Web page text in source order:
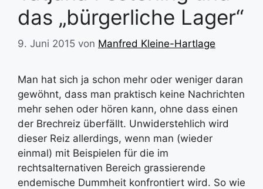
das „bürgerliche Lager“
9. Juni 2015 von Manfred Kleine-Hartlage
Man hat sich ja schon mehr oder weniger daran
gewöhnt, dass man praktisch keine Nachrichten
mehr sehen oder hören kann, ohne dass einen
der Brechreiz überfällt. Unwiderstehlich wird
dieser Reiz allerdings, wenn man (wieder
einmal) mit Beispielen für die im
rechtsalternativen Bereich grassierende
endemische Dummheit konfrontiert wird. So wie